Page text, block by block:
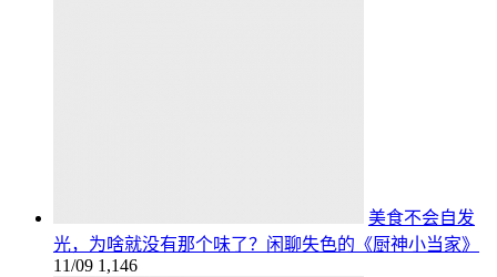
美食不会自发
光，为啥就没有那个味了？闲聊失色的《厨神小当家》
11/09 1,146